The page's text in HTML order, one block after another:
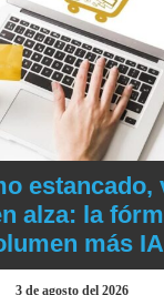
estancado,
alza: la
más IA
3 de agosto del 2026